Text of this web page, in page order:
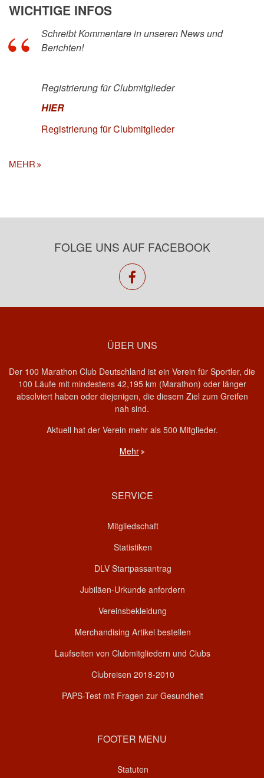
WICHTIGE INFOS
Schreibt Kommentare in unseren News und
Berichten!
Registrierung für Clubmitglieder
HIER
Registrierung für Clubmitglieder
MEHR
FOLGE UNS AUF FACEBOOK
facebook
ÜBER UNS
Der 100 Marathon Club Deutschland ist ein Verein für Sportler, die
100 Läufe mit mindestens 42,195 km (Marathon) oder länger
absolviert haben oder diejenigen, die diesem Ziel zum Greifen
nah sind.
Aktuell hat der Verein mehr als 500 Mitglieder.
Mehr
SERVICE
Mitgliedschaft
Statistiken
DLV Startpassantrag
Jubiläen-Urkunde anfordern
Vereinsbekleidung
Merchandising Artikel bestellen
Laufseiten von Clubmitgliedern und Clubs
Clubreisen 2018-2010
PAPS-Test mit Fragen zur Gesundheit
FOOTER MENU
Statuten